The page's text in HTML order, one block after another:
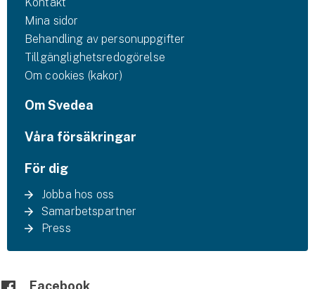
Jakthundsförsäkring
Kattförsäkring
Hem & hus
Hemförsäkring
Villaförsäkring
Bostadsrättsförsäkring
Mina sidor
Behandling av personuppgifter
Tillgänglighetsredogörelse
Om cookies (kakor)
Om Svedea
Våra försäkringar
För dig
Jobba hos oss
Samarbetspartner
Press
Facebook